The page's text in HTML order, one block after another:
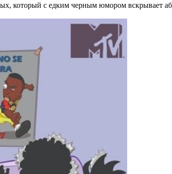
который с едким черным юмором вскрывает